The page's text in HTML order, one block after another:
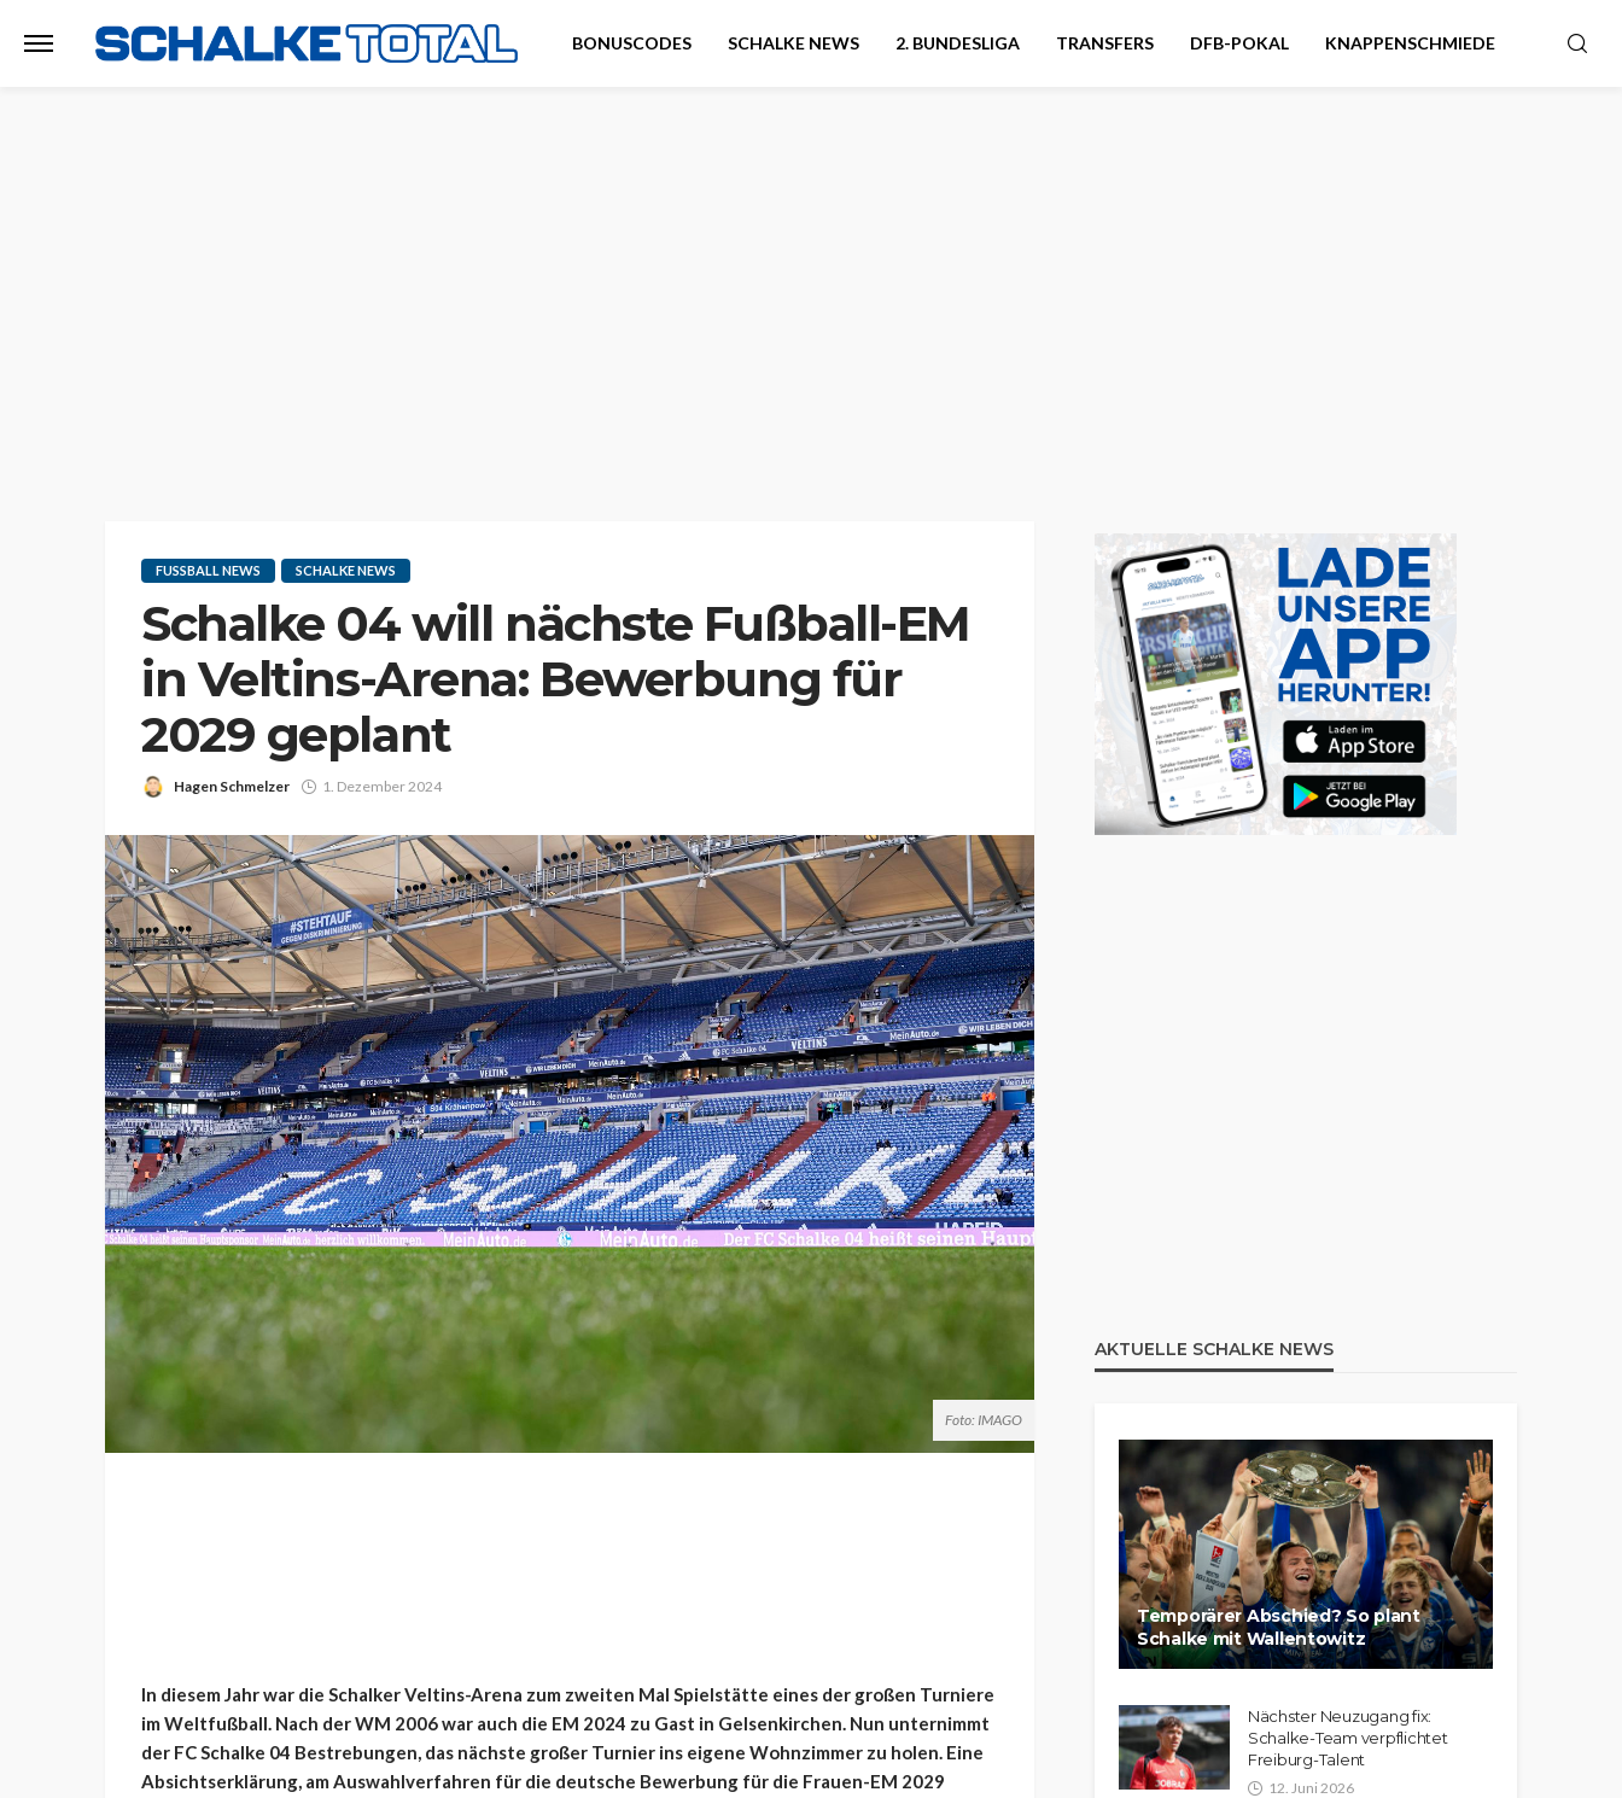
BONUSCODES SCHALKE NEWS 2. BUNDESLIGA TRANSFERS DFB-POKAL KNAPPENSCHMIEDE
FUSSBALL NEWS SCHALKE NEWS
Schalke 04 will nächste Fußball-EM
in Veltins-Arena: Bewerbung für
2029 geplant
Hagen Schmelzer 1. Dezember 2024
Foto: IMAGO
In diesem Jahr war die Schalker Veltins-Arena zum zweiten Mal Spielstätte eines der großen Turniere
im Weltfußball. Nach der WM 2006 war auch die EM 2024 zu Gast in Gelsenkirchen. Nun unternimmt
der FC Schalke 04 Bestrebungen, das nächste großer Turnier ins eigene Wohnzimmer zu holen. Eine
Absichtserklärung, am Auswahlverfahren für die deutsche Bewerbung für die Frauen-EM 2029
AKTUELLE SCHALKE NEWS
Temporärer Abschied? So plant
Schalke mit Wallentowitz
Nächster Neuzugang fix:
Schalke-Team verpflichtet
Freiburg-Talent
12. Juni 2026